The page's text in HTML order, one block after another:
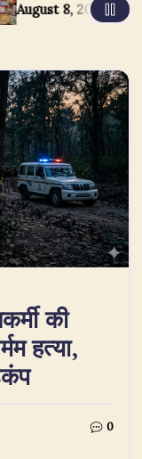
8, 2026हरिद्वार कांवड़
की
हत्या,
0